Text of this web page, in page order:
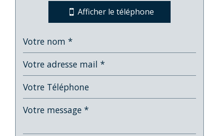
Collège
École maternelle
École primaire
Lycée
Mairie
Afficher le téléphone